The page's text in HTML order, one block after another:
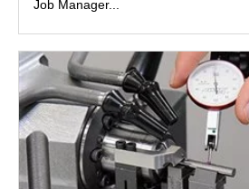
Job Manager...